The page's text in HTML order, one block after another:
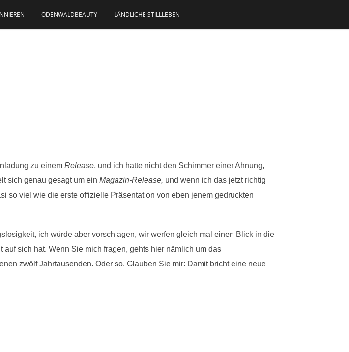
ODENWALDBEAUTY LÄNDLICHE STILLLEBEN
zu einem Release, und ich hatte nicht den Schimmer einer Ahnung,
sich genau gesagt um ein Magazin-Release, und wenn ich das jetzt richtig
so viel wie die erste offizielle Präsentation von eben jenem gedruckten
ich würde aber vorschlagen, wir werfen gleich mal einen Blick in die
sich hat. Wenn Sie mich fragen, gehts hier nämlich um das
zwölf Jahrtausenden. Oder so. Glauben Sie mir: Damit bricht eine neue